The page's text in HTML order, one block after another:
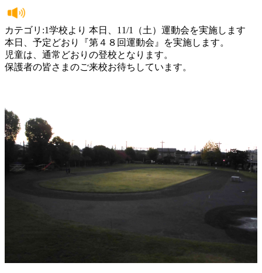
カテゴリ:1学校より 本日、11/1（土）運動会を実施します
本日、予定どおり『第４８回運動会』を実施します。
児童は、通常どおりの登校となります。
保護者の皆さまのご来校お待ちしています。